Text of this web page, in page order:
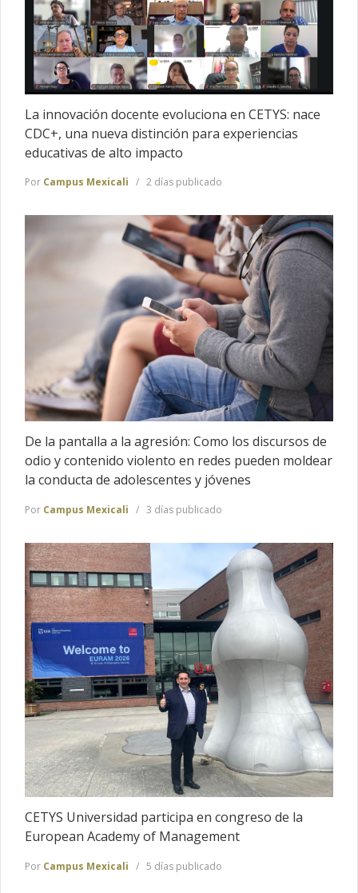
La innovación docente evoluciona en CETYS: nace
CDC+, una nueva distinción para experiencias
educativas de alto impacto
Por Campus Mexicali 2 días publicado
De la pantalla a la agresión: Como los discursos de
odio y contenido violento en redes pueden moldear
la conducta de adolescentes y jóvenes
Por Campus Mexicali 3 días publicado
CETYS Universidad participa en congreso de la
European Academy of Management
Por Campus Mexicali 5 días publicado